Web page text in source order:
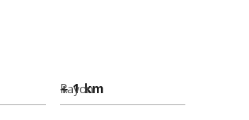
Rayon